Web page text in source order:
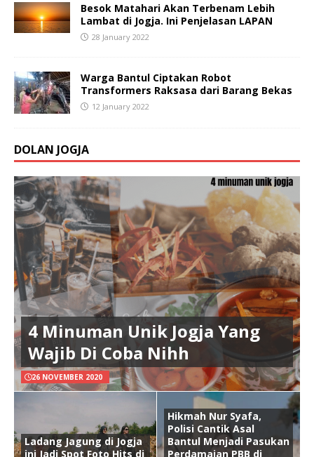
Besok Matahari Akan Terbenam Lebih
Lambat di Jogja. Ini Penjelasan LAPAN
28 January 2022
Warga Bantul Ciptakan Robot
Transformers Raksasa dari Barang Bekas
12 January 2022
DOLAN JOGJA
4 Minuman Unik Jogja Yang
Wajib Di Coba Nihh
26 NOVEMBER 2020
Ladang Jagung di Jogja
ini Jadi Spot Foto Hits di
Hikmah Nur Syafa,
Polisi Cantik Asal
Bantul Menjadi Pasukan
Perdamaian PBB di